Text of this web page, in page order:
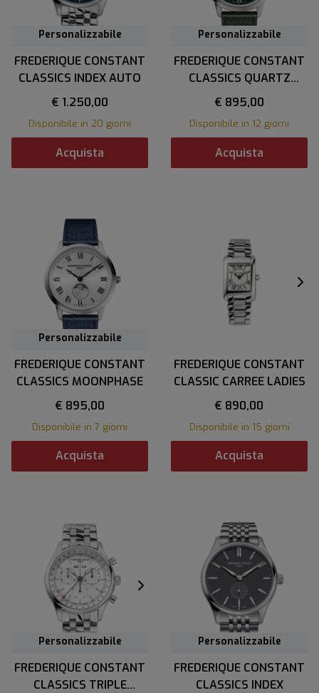
Personalizzabile
FREDERIQUE CONSTANT
CLASSICS INDEX AUTO
€ 1.250,00
Disponibile in 20 giorni
Acquista
Personalizzabile
FREDERIQUE CONSTANT
CLASSICS QUARTZ
MOONPHASE
€ 895,00
Disponibile in 12 giorni
Acquista
Personalizzabile
FREDERIQUE CONSTANT
CLASSICS MOONPHASE
€ 895,00
Disponibile in 7 giorni
Acquista
FREDERIQUE CONSTANT
CLASSIC CARREE LADIES
€ 890,00
Disponibile in 15 giorni
Acquista
Personalizzabile
FREDERIQUE CONSTANT
CLASSICS TRIPLE
Personalizzabile
FREDERIQUE CONSTANT
CLASSICS INDEX